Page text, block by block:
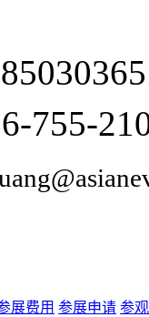
755-
展费用 参展申请 参